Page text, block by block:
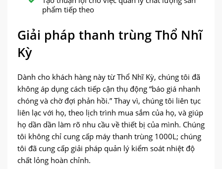
phẩm tiếp theo
Giải pháp thanh trùng Thổ Nhĩ
Kỳ
Dành cho khách hàng này từ Thổ Nhĩ Kỳ, chúng tôi đã
không áp dụng cách tiếp cận thụ động “báo giá nhanh
chóng và chờ đợi phản hồi.” Thay vì, chúng tôi liên tục
liên lạc với họ, theo lịch trình mua sắm của họ, và giúp
họ dần dần làm rõ nhu cầu về thiết bị của mình. Chúng
tôi không chỉ cung cấp máy thanh trùng 1000L; chúng
tôi đã cung cấp giải pháp quản lý kiểm soát nhiệt độ
chất lỏng hoàn chỉnh.